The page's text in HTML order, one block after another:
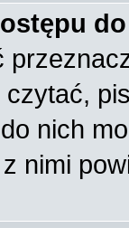
nich
nimi